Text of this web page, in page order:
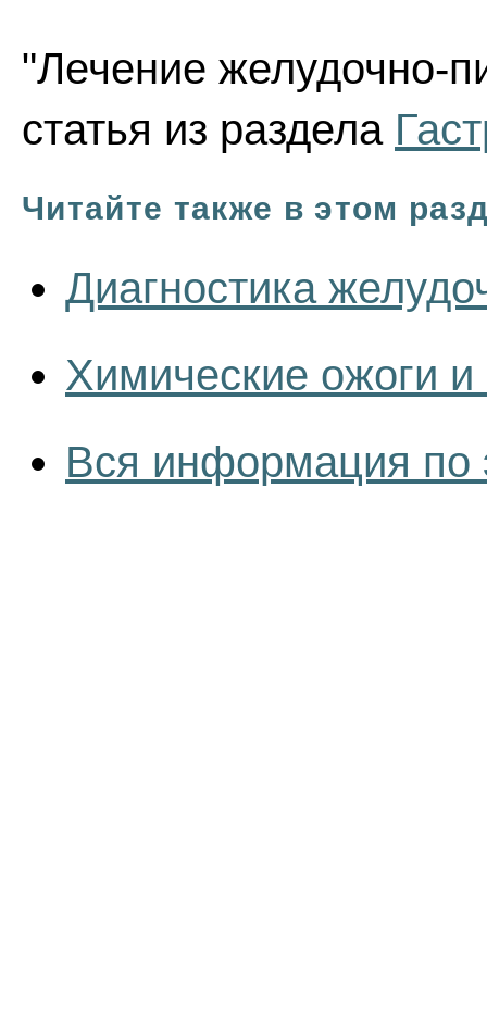
"Лечение желудочно-
статья из раздела
Читайте также в этом
Диагностика
Химические ожоги
Вся информация по